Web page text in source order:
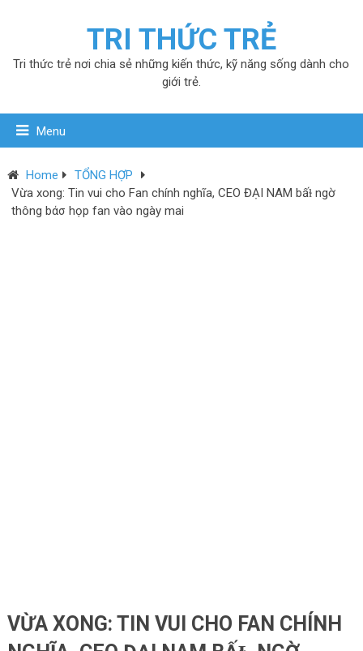
TRI THỨC TRẺ
Tri thức trẻ nơi chia sẻ những kiến thức, kỹ năng sống dành cho
giới trẻ.
Menu
Home
TỔNG HỢP
Vừa xong: Tin vui cho Fan chính nghĩa, CEO ĐẠI NAM bấɫ ngờ
thông bάσ họp fan vào ngày mai
VỪA XONG: TIN VUI CHO FAN CHÍNH